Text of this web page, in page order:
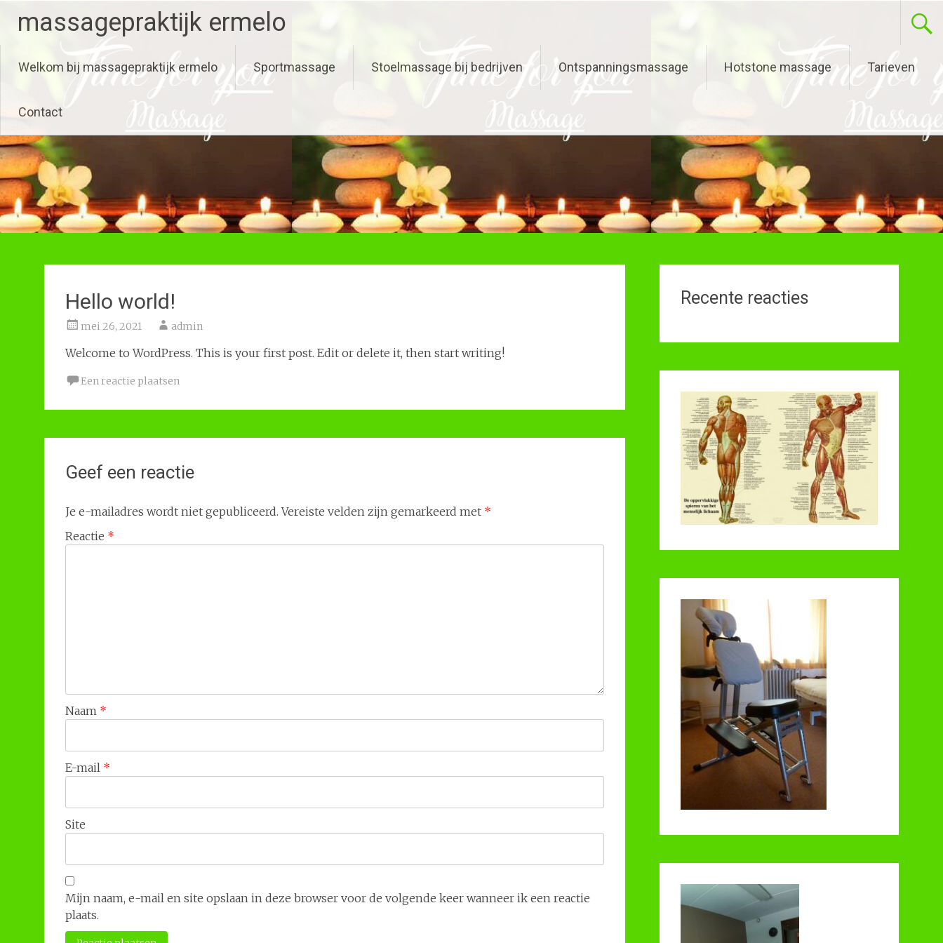
naar
de
inhoud
massagepraktijk ermelo
Welkom bij massagepraktijk ermelo Sportmassage Stoelmassage bij bedrijven Ontspanningsmassage Hotstone massage Tarieven
Contact
Hello world!
mei 26, 2021 admin
Welcome to WordPress. This is your first post. Edit or delete it, then start writing!
Een reactie plaatsen
Geef een reactie
Je e-mailadres wordt niet gepubliceerd. Vereiste velden zijn gemarkeerd met *
Reactie *
Naam *
E-mail *
Site
Mijn naam, e-mail en site opslaan in deze browser voor de volgende keer wanneer ik een reactie
plaats.
Recente reacties